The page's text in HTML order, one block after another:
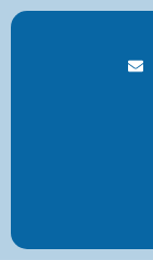
content